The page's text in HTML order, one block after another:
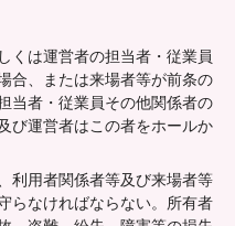
くは運営者の担当者・従業員
合、または来場者等が前条の
当者・従業員その他関係者の
び運営者はこの者をホールか
利用者関係者等及び来場者等
らなければならない。所有者